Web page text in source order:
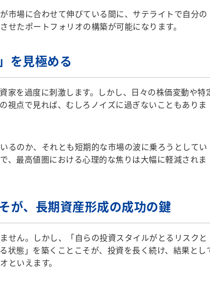
市場に合わせて伸びている間に、サテライトで自分の
たポートフォリオの構築が可能になります。
を見極める
家を過度に刺激します。しかし、日々の株価変動や特
視点で見れば、むしろノイズに過ぎないこともありま
るのか、それとも短期的な市場の波に乗ろうとしてい
、最高値圏における心理的な焦りは大幅に軽減されま
が、長期資産形成の成功の鍵
せん。しかし、「自らの投資スタイルがとるリスクと
状態」を築くことこそが、投資を長く続け、結果とし
といえます。